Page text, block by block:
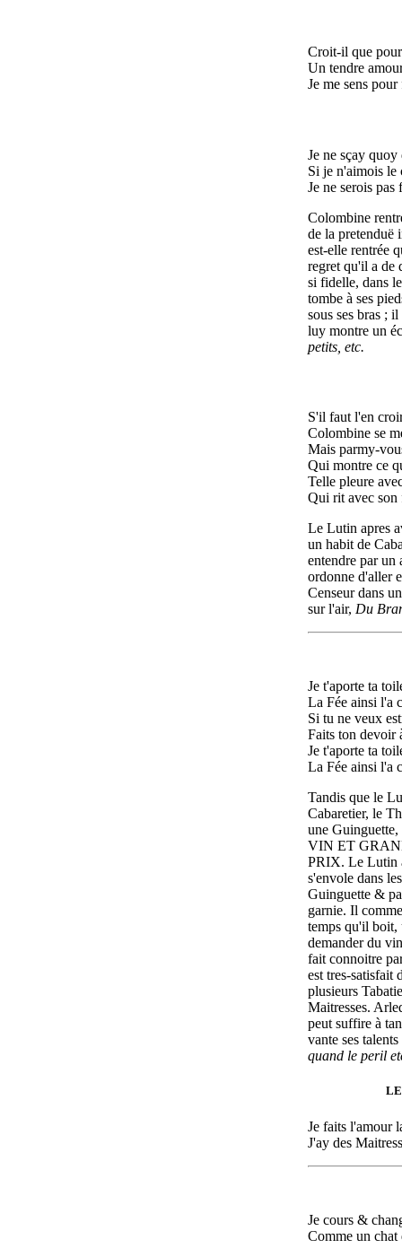
Croit-il que
Un tendre
Je me sens
Je ne sçay quoy
Si je n'aimois le
Je ne serois pas
Colombine
de la
est-elle rentrée
regret qu'il a de
si fidelle, dans
tombe à ses
sous ses bras ;
luy montre un
petits, etc.
S'il faut l'en
Colombine se
Mais parmy-
Qui montre ce
Telle pleure
Qui rit avec son
Le Lutin apres
un habit de
entendre par un
ordonne d'aller
Censeur dans
sur l'air, Du
Je t'aporte ta
La Fée ainsi l'a
Si tu ne veux
Faits ton devoir
Je t'aporte ta
La Fée ainsi l'a
Tandis que le
Cabaretier, le
une
VIN ET
PRIX. Le Lutin
s'envole dans
Guinguette &
garnie. Il
temps qu'il
demander du
fait connoitre
est tres-satisfait
plusieurs
Maitresses.
peut suffire à
vante ses
quand le peril
Je faits l'amour
J'ay des
Je cours &
Comme un chat